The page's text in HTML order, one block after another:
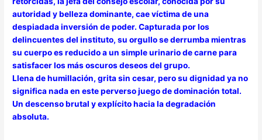
autoridad y belleza dominante, cae víctima de una
despiadada inversión de poder. Capturada por los
delincuentes del instituto, su orgullo se derrumba mientras
su cuerpo es reducido a un simple urinario de carne para
satisfacer los más oscuros deseos del grupo.
Llena de humillación, grita sin cesar, pero su dignidad ya no
significa nada en este perverso juego de dominación total.
Un descenso brutal y explícito hacia la degradación
absoluta.